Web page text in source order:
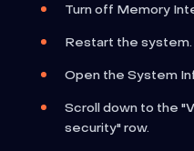
Turn off Memory
Restart the system.
Open the System
Scroll down to the
security" row.